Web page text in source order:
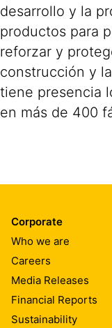
desarrollo y la
productos para
reforzar y
construcción y
tiene presencia
en más de 400
Corporate
Who we are
Careers
Media Releases
Financial Reports
Sustainability